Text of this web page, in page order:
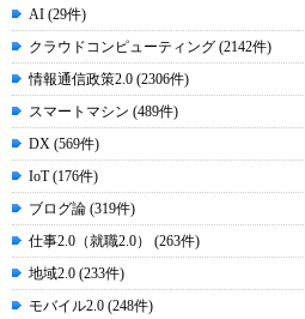
AI (29件)
クラウドコンピューティング (2142件)
情報通信政策2.0 (2306件)
スマートマシン (489件)
DX (569件)
IoT (176件)
ブログ論 (319件)
仕事2.0（就職2.0） (263件)
地域2.0 (233件)
モバイル2.0 (248件)